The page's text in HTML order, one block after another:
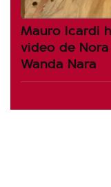
Mauro Icardi
video de
Wanda Nara